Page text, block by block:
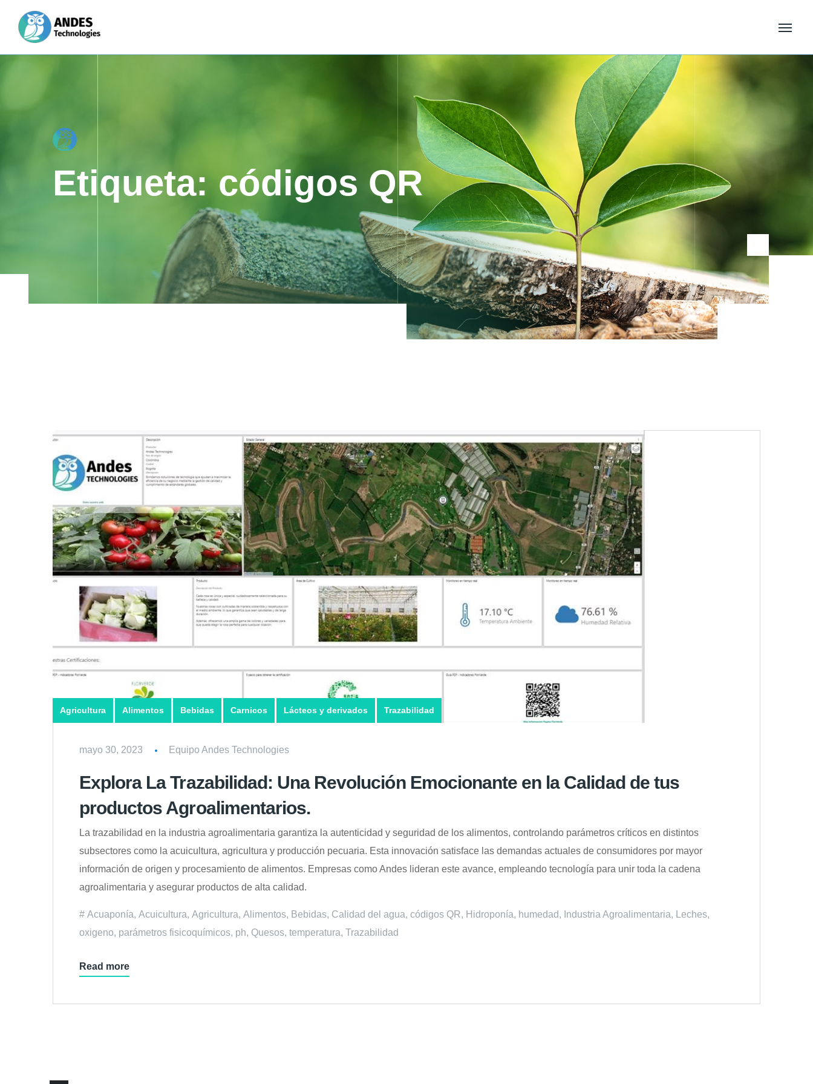
Etiqueta:códigos QR
Agricultura Alimentos Bebidas Carnicos Lácteos y derivados Trazabilidad
mayo 30, 2023 Equipo Andes Technologies
Explora La Trazabilidad: Una Revolución Emocionante en la Calidad de tus
productos Agroalimentarios.
La trazabilidad en la industria agroalimentaria garantiza la autenticidad y seguridad de los alimentos, controlando parámetros críticos en distintos
subsectores como la acuicultura, agricultura y producción pecuaria. Esta innovación satisface las demandas actuales de consumidores por mayor
información de origen y procesamiento de alimentos. Empresas como Andes lideran este avance, empleando tecnología para unir toda la cadena
agroalimentaria y asegurar productos de alta calidad.
Acuaponía, Acuicultura, Agricultura, Alimentos, Bebidas, Calidad del agua, códigos QR, Hidroponía, humedad, Industria Agroalimentaria, Leches,
oxigeno, parámetros fisicoquímicos, ph, Quesos, temperatura, Trazabilidad
Read more